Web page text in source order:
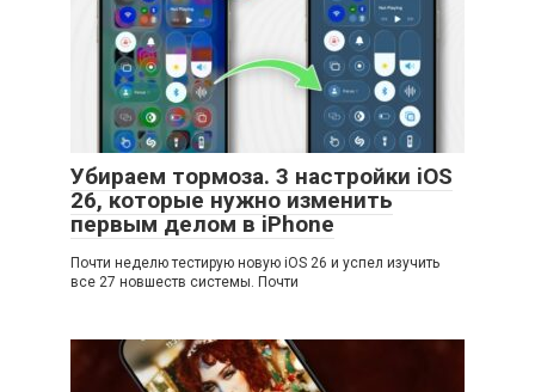
Убираем тормоза. 3 настройки iOS
26, которые нужно изменить
первым делом в iPhone
Почти неделю тестирую новую iOS 26 и успел изучить
все 27 новшеств системы. Почти